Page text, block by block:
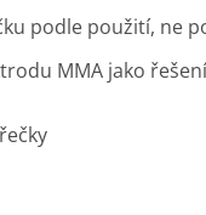
podle použití, ne
MMA jako